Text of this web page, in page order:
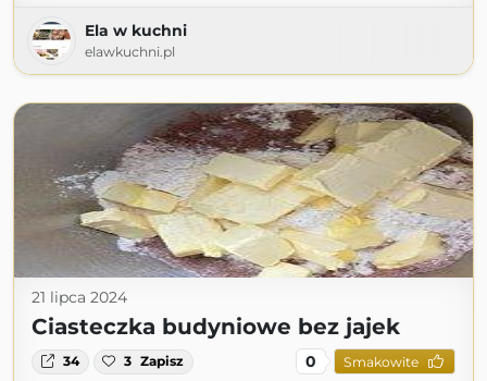
Ela w kuchni
elawkuchni.pl
21 lipca 2024
Ciasteczka budyniowe bez jajek
34 3 Zapisz 0 Smakowite